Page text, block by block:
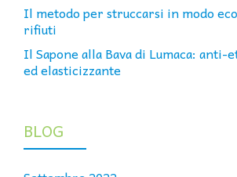
Il metodo per struccarsi in modo
rifiuti
Il Sapone alla Bava di Lumaca: anti-
ed elasticizzante
BLOG